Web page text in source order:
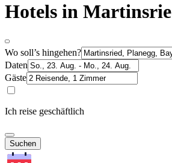
Hotels in
Wo soll’s hingehen?
Daten
Gäste
Ich reise geschäftlich
Suchen